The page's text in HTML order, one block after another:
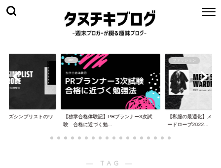
ンズシンプリストのワ
etc.
【独学合格体験記】PRプランナー3次試
験 合格に近づく勉...
ファッション
【私服の最適化】メン
ードローブ2022...
― TAG ―